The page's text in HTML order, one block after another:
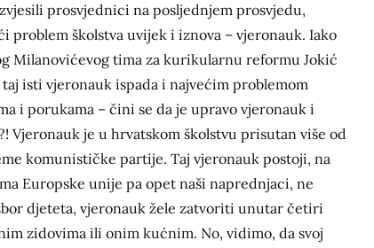
prosvjednici na posljednjem prosvjedu,
problem školstva uvijek i iznova – vjeronauk. Iako
Milanovićevog tima za kurikularnu reformu Jokić
isti vjeronauk ispada i najvećim problemom
i porukama – čini se da je upravo vjeronauk i
Vjeronauk je u hrvatskom školstvu prisutan više od
komunističke partije. Taj vjeronauk postoji, na
Europske unije pa opet naši naprednjaci, ne
djeteta, vjeronauk žele zatvoriti unutar četiri
zidovima ili onim kućnim. No, vidimo, da svoj